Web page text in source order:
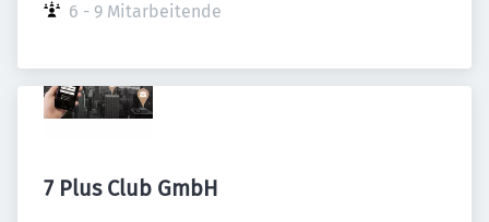
6 - 9 Mitarbeitende
7 Plus Club GmbH